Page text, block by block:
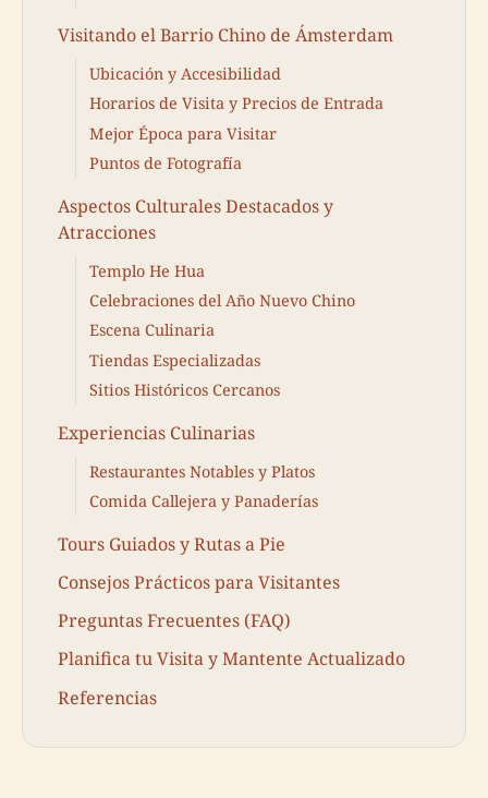
Visitando el Barrio Chino de Ámsterdam
Ubicación y Accesibilidad
Horarios de Visita y Precios de Entrada
Mejor Época para Visitar
Puntos de Fotografía
Aspectos Culturales Destacados y
Atracciones
Templo He Hua
Celebraciones del Año Nuevo Chino
Escena Culinaria
Tiendas Especializadas
Sitios Históricos Cercanos
Experiencias Culinarias
Restaurantes Notables y Platos
Comida Callejera y Panaderías
Tours Guiados y Rutas a Pie
Consejos Prácticos para Visitantes
Preguntas Frecuentes (FAQ)
Planifica tu Visita y Mantente Actualizado
Referencias